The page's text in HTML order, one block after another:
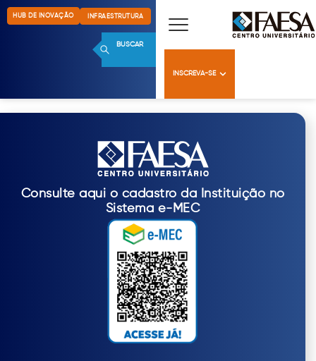
HUB DE INOVAÇÃO INFRAESTRUTURA
BUSCAR
INSCREVA-SE
Consulte aqui o cadastro da Instituição no
Sistema e-MEC